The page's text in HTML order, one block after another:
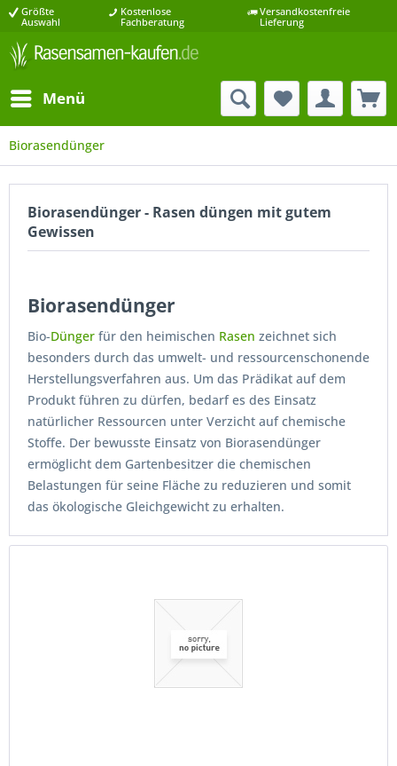
Größte
Auswahl
Kostenlose
Fachberatung
Versandkostenfreie
Lieferung
Menü
Biorasendünger
Biorasendünger - Rasen düngen mit gutem
Gewissen
Biorasendünger
Bio-Dünger für den heimischen Rasen zeichnet sich
besonders durch das umwelt- und ressourcenschonende
Herstellungsverfahren aus. Um das Prädikat auf dem
Produkt führen zu dürfen, bedarf es des Einsatz
natürlicher Ressourcen unter Verzicht auf chemische
Stoffe. Der bewusste Einsatz von Biorasendünger
ermöglicht dem Gartenbesitzer die chemischen
Belastungen für seine Fläche zu reduzieren und somit
das ökologische Gleichgewicht zu erhalten.